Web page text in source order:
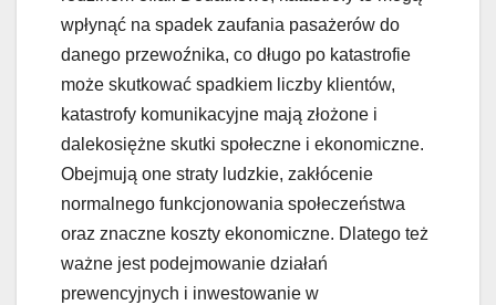
wpłynąć na spadek zaufania pasażerów do
danego przewoźnika, co długo po katastrofie
może skutkować spadkiem liczby klientów,
katastrofy komunikacyjne mają złożone i
dalekosiężne skutki społeczne i ekonomiczne.
Obejmują one straty ludzkie, zakłócenie
normalnego funkcjonowania społeczeństwa
oraz znaczne koszty ekonomiczne. Dlatego też
ważne jest podejmowanie działań
prewencyjnych i inwestowanie w